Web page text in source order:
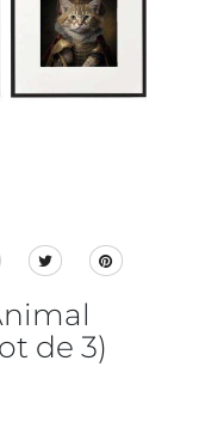
de 3)